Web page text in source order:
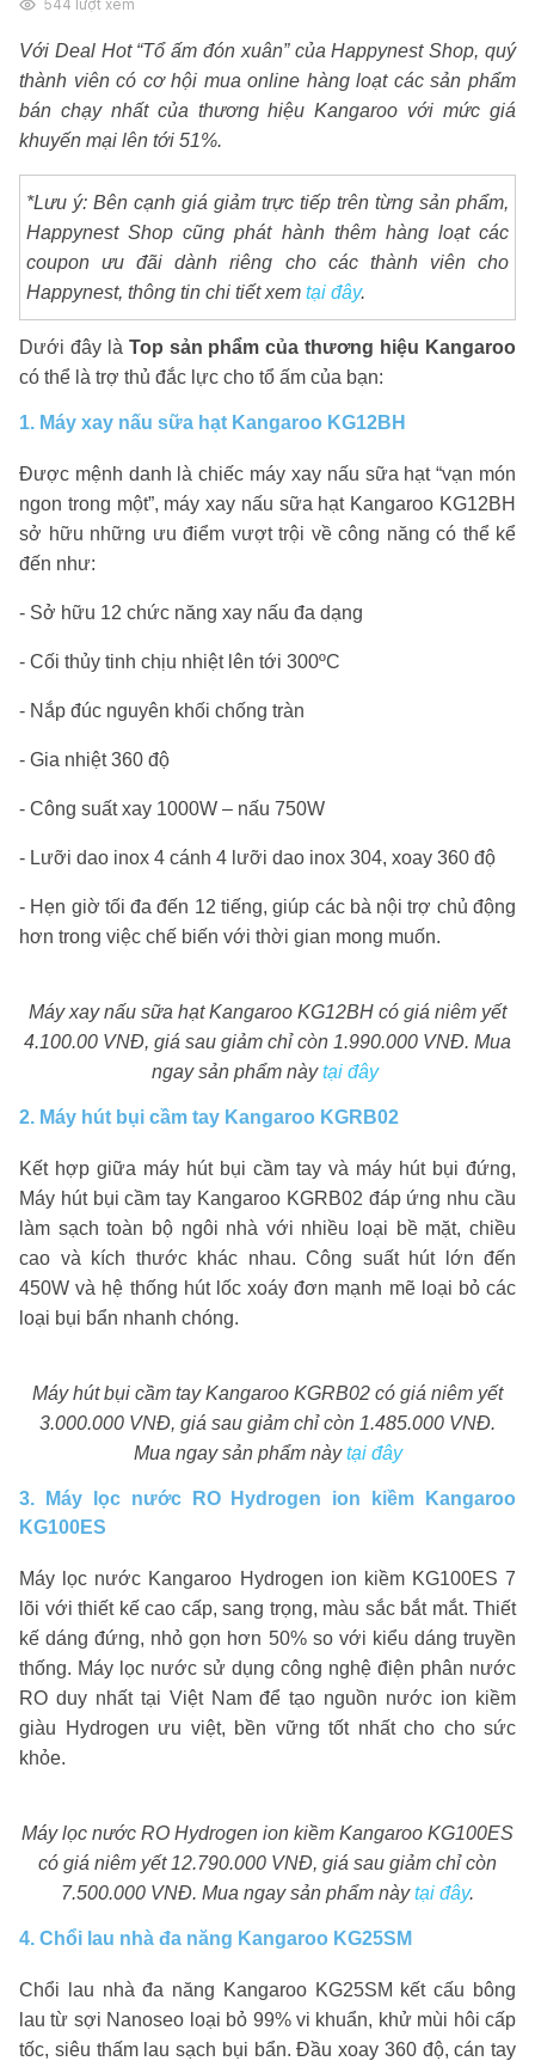
544 lượt xem
Với Deal Hot “Tổ ấm đón xuân” của Happynest Shop, quý
thành viên có cơ hội mua online hàng loạt các sản phẩm
bán chạy nhất của thương hiệu Kangaroo với mức giá
khuyến mại lên tới 51%.
*Lưu ý: Bên cạnh giá giảm trực tiếp trên từng sản phẩm,
Happynest Shop cũng phát hành thêm hàng loạt các
coupon ưu đãi dành riêng cho các thành viên cho
Happynest, thông tin chi tiết xem tại đây.
Dưới đây là Top sản phẩm của thương hiệu Kangaroo
có thể là trợ thủ đắc lực cho tổ ấm của bạn:
1. Máy xay nấu sữa hạt Kangaroo KG12BH
Được mệnh danh là chiếc máy xay nấu sữa hạt “vạn món
ngon trong một”, máy xay nấu sữa hạt Kangaroo KG12BH
sở hữu những ưu điểm vượt trội về công năng có thể kể
đến như:
- Sở hữu 12 chức năng xay nấu đa dạng
- Cối thủy tinh chịu nhiệt lên tới 300ºC
- Nắp đúc nguyên khối chống tràn
- Gia nhiệt 360 độ
- Công suất xay 1000W – nấu 750W
- Lưỡi dao inox 4 cánh 4 lưỡi dao inox 304, xoay 360 độ
- Hẹn giờ tối đa đến 12 tiếng, giúp các bà nội trợ chủ động
hơn trong việc chế biến với thời gian mong muốn.
Máy xay nấu sữa hạt Kangaroo KG12BH có giá niêm yết
4.100.00 VNĐ, giá sau giảm chỉ còn 1.990.000 VNĐ. Mua
ngay sản phẩm nàytại đây
2. Máy hút bụi cầm tay Kangaroo KGRB02
Kết hợp giữa máy hút bụi cầm tay và máy hút bụi đứng,
Máy hút bụi cầm tay Kangaroo KGRB02 đáp ứng nhu cầu
làm sạch toàn bộ ngôi nhà với nhiều loại bề mặt, chiều
cao và kích thước khác nhau. Công suất hút lớn đến
450W và hệ thống hút lốc xoáy đơn mạnh mẽ loại bỏ các
loại bụi bẩn nhanh chóng.
Máy hút bụi cầm tay Kangaroo KGRB02 có giá niêm yết
3.000.000 VNĐ, giá sau giảm chỉ còn 1.485.000 VNĐ.
Mua ngay sản phẩm nàytại đây
3. Máy lọc nước RO Hydrogen ion kiềm Kangaroo
KG100ES
Máy lọc nước Kangaroo Hydrogen ion kiềm KG100ES 7
lõi với thiết kế cao cấp, sang trọng, màu sắc bắt mắt. Thiết
kế dáng đứng, nhỏ gọn hơn 50% so với kiểu dáng truyền
thống. Máy lọc nước sử dụng công nghệ điện phân nước
RO duy nhất tại Việt Nam để tạo nguồn nước ion kiềm
giàu Hydrogen ưu việt, bền vững tốt nhất cho cho sức
khỏe.
Máy lọc nước RO Hydrogen ion kiềm Kangaroo KG100ES
có giá niêm yết 12.790.000 VNĐ, giá sau giảm chỉ còn
7.500.000 VNĐ. Mua ngay sản phẩm nàytại đây.
4. Chổi lau nhà đa năng Kangaroo KG25SM
Chổi lau nhà đa năng Kangaroo KG25SM kết cấu bông
lau từ sợi Nanoseo loại bỏ 99% vi khuẩn, khử mùi hôi cấp
tốc, siêu thấm lau sạch bụi bẩn. Đầu xoay 360 độ, cán tay